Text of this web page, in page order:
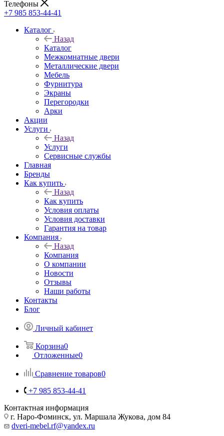
Телефоны
+7 985 853-44-41
Каталог
Назад
Каталог
Межкомнатные двери
Металлические двери
Мебель
Фурнитура
Экраны
Перегородки
Арки
Акции
Услуги
Назад
Услуги
Сервисные службы
Главная
Бренды
Как купить
Назад
Как купить
Условия оплаты
Условия доставки
Гарантия на товар
Компания
Назад
Компания
О компании
Новости
Отзывы
Наши работы
Контакты
Блог
Личный кабинет
Корзина0
Отложенные0
Сравнение товаров0
+7 985 853-44-41
Контактная информация
г. Наро-Фоминск, ул. Маршала Жукова, дом 84
dveri-mebel.rf@yandex.ru